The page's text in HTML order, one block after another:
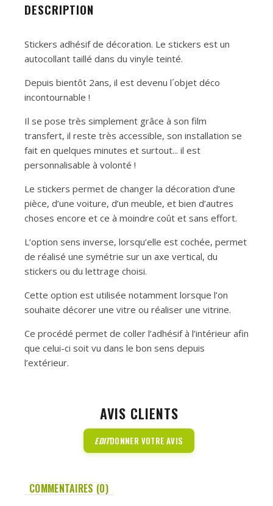
DESCRIPTION
Stickers adhésif de décoration. Le stickers est un
autocollant taillé dans du vinyle teinté.
Depuis bientôt 2ans, il est devenu l´objet déco
incontournable !
Il se pose très simplement grâce à son film
transfert, il reste très accessible, son installation se
fait en quelques minutes et surtout... il est
personnalisable à volonté !
Le stickers permet de changer la décoration d’une
pièce, d’une voiture, d’un meuble, et bien d’autres
choses encore et ce à moindre coût et sans effort.
L’option sens inverse, lorsqu’elle est cochée, permet
de réalisé une symétrie sur un axe vertical, du
stickers ou du lettrage choisi.
Cette option est utilisée notamment lorsque l’on
souhaite décorer une vitre ou réaliser une vitrine.
Ce procédé permet de coller l’adhésif à l’intérieur afin
que celui-ci soit vu dans le bon sens depuis
l’extérieur.
AVIS CLIENTS
EDITDONNER VOTRE AVIS
COMMENTAIRES (0)